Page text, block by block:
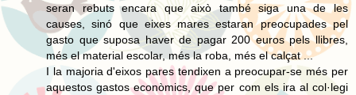
seran rebuts encara que això també siga una de les
causes, sinó que eixes mares estaran preocupades pel
gasto que suposa haver de pagar 200 euros pels llibres,
més el material escolar, més la roba, més el calçat ...
I la majoria d'eixos pares tendixen a preocupar-se més per
aquestos gastos econòmics, que per com els ira al col·legi